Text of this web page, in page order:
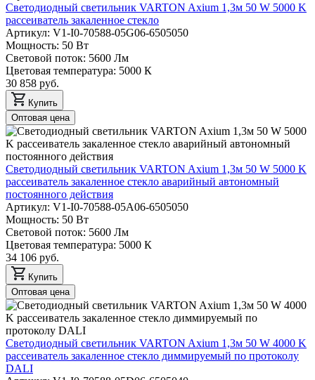
Светодиодный светильник VARTON Axium 1,3м 50 W 5000 K
рассеиватель закаленное стекло
Артикул: V1-I0-70588-05G06-6505050
Мощность: 50 Вт
Световой поток: 5600 Лм
Цветовая температура: 5000 К
30 858 руб.
Купить
Оптовая цена
Светодиодный светильник VARTON Axium 1,3м 50 W 5000 K
рассеиватель закаленное стекло аварийный автономный
постоянного действия
Артикул: V1-I0-70588-05A06-6505050
Мощность: 50 Вт
Световой поток: 5600 Лм
Цветовая температура: 5000 К
34 106 руб.
Купить
Оптовая цена
Светодиодный светильник VARTON Axium 1,3м 50 W 4000 K
рассеиватель закаленное стекло диммируемый по протоколу
DALI